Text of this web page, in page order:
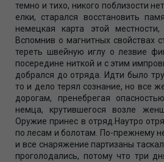
темно и тихо, никого поблизости
елки, старался восстановить
немецкая карта этой
Вспомнив о магнитных свойствах
тереть швейную иглу о лезвие
посередине ниткой и с этим
добрался до отряда. Идти было
то и дело терял сознание, но все
дорогам, пренебрегая
немца, крутившегося возле
Оружие принес в отряд.Наутро
по лесам и болотам. По-прежнему
и все снаряжение партизаны
проголодались, потому что три